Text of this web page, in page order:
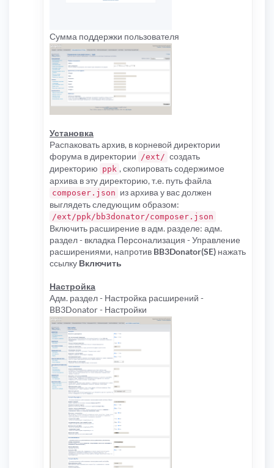
Сумма поддержки пользователя
Установка
Распаковать архив, в корневой директории
форума в директории /ext/ создать
директорию ppk , скопировать содержимое
архива в эту директорию, т.е. путь файла
composer.json из архива у вас должен
выглядеть следующим образом:
/ext/ppk/bb3donator/composer.json
Включить расширение в адм. разделе: адм.
раздел - вкладка Персонализация - Управление
расширениями, напротив BB3Donator(SE) нажать
ссылку Включить
Настройка
Адм. раздел - Настройка расширений -
BB3Donator - Настройки